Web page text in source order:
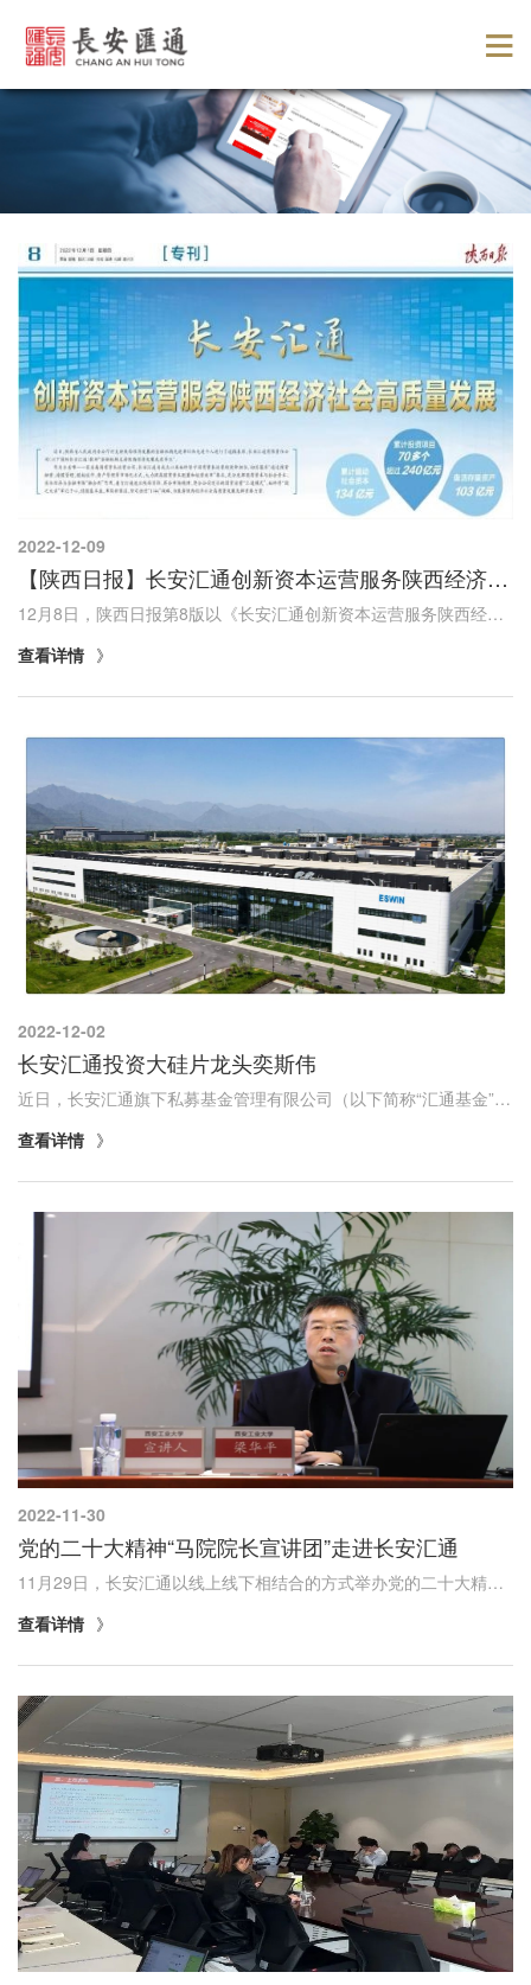
2022-12-09
【陕西日报】长安汇通创新资本运营服务陕西经济社会高质量发展
12月8日，陕西日报第8版以《长安汇通创新资本运营服务陕西经济社会高质量发展》为题专版报道了长安汇通公司。
查看详情
2022-12-02
长安汇通投资大硅片龙头奕斯伟
近日，长安汇通旗下私募基金管理有限公司（以下简称“汇通基金”）完成对国内半导体大硅片龙头—西安奕斯伟材料科技有限公司（以下简称“奕斯伟”）的C轮股权投资。
查看详情
2022-11-30
党的二十大精神“马院院长宣讲团”走进长安汇通
11月29日，长安汇通以线上线下相结合的方式举办党的二十大精神“马院院长宣讲团”宣讲报告会，省委“马院院长宣讲团”成员、西安工业大学马克思主义学院副院长梁华平为公司党员干部职工作宣讲报告。公司领导、总部中层管理人员及部门员工，子公司领导班子成员、中层以上管理人员及员工代表共91人参加本次宣讲报告会。
查看详情